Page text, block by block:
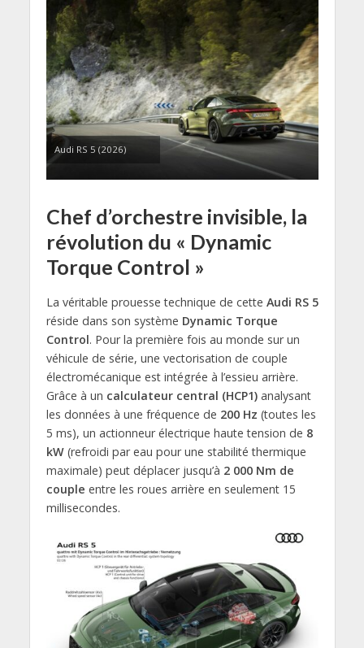
Audi RS 5 (2026)
Chef d’orchestre invisible, la
révolution du « Dynamic
Torque Control »
La véritable prouesse technique de cette Audi RS 5
réside dans son système Dynamic Torque
Control. Pour la première fois au monde sur un
véhicule de série, une vectorisation de couple
électromécanique est intégrée à l’essieu arrière.
Grâce à un calculateur central (HCP1)analysant
les données à une fréquence de 200 Hz (toutes les
5 ms), un actionneur électrique haute tension de 8
kW(refroidi par eau pour une stabilité thermique
maximale) peut déplacer jusqu’à 2 000 Nm de
couple entre les roues arrière en seulement 15
millisecondes.